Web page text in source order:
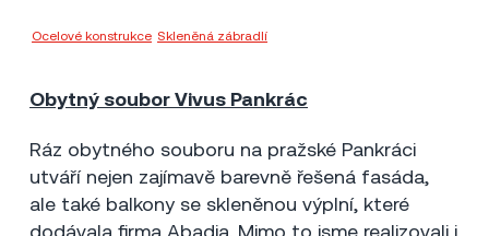
Ocelové konstrukce Skleněná zábradlí
Obytný soubor Vivus Pankrác
Ráz obytného souboru na pražské Pankráci
utváří nejen zajímavě barevně řešená fasáda,
ale také balkony se skleněnou výplní, které
dodávala firma Abadia. Mimo to jsme realizovali i